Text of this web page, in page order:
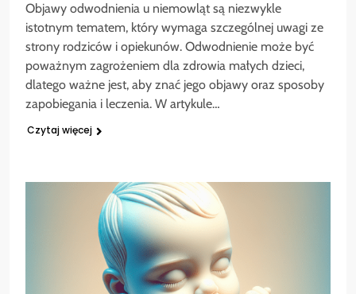
Objawy odwodnienia u niemowląt są niezwykle
istotnym tematem, który wymaga szczególnej uwagi ze
strony rodziców i opiekunów. Odwodnienie może być
poważnym zagrożeniem dla zdrowia małych dzieci,
dlatego ważne jest, aby znać jego objawy oraz sposoby
zapobiegania i leczenia. W artykule…
Czytaj więcej